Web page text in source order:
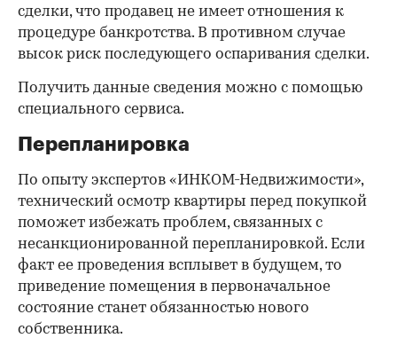
сделки, что продавец не имеет отношения к
процедуре банкротства. В противном случае
высок риск последующего оспаривания сделки.
Получить данные сведения можно с помощью
специального сервиса.
Перепланировка
По опыту экспертов «ИНКОМ-Недвижимости»,
технический осмотр квартиры перед покупкой
поможет избежать проблем, связанных с
несанкционированной перепланировкой. Если
факт ее проведения всплывет в будущем, то
приведение помещения в первоначальное
состояние станет обязанностью нового
собственника.